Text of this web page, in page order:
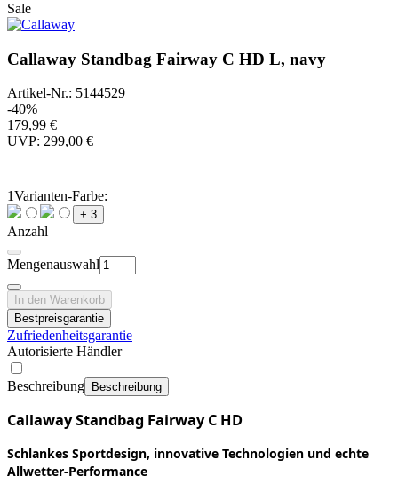
Sale
Callaway Standbag Fairway C HD L, navy
Artikel-Nr.: 5144529
-40%
179,99 €
UVP: 299,00 €
1Varianten-Farbe:
+ 3
Anzahl
Mengenauswahl
In den Warenkorb
Bestpreisgarantie
Zufriedenheitsgarantie
Autorisierte Händler
Beschreibung Beschreibung
Callaway Standbag Fairway C HD
Schlankes Sportdesign, innovative Technologien und echte
Allwetter‑Performance